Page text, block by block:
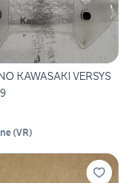
KAWASAKI VERSYS
(VR)